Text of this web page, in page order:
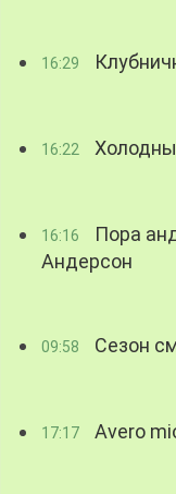
16:29
16:22
16:16
Пора
Андерсон
09:58 Сезон
17:17 Avero